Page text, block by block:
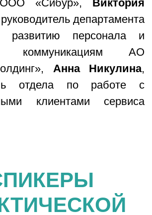
ООО «Сибур»,
Виктория
департамента
развитию персонала и
коммуникациям АО
Анна Никулина,
отдела по работе с
клиентами сервиса